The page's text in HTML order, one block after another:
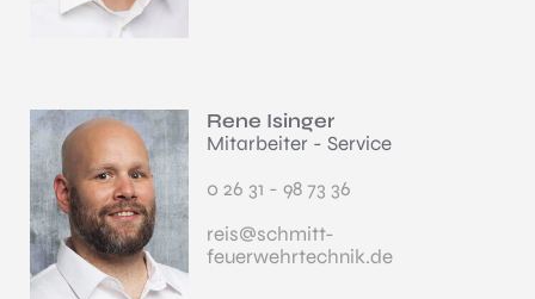
Rene Isinger
Mitarbeiter - Service
0 26 31 - 98 73 36
reis@schmitt-
feuerwehrtechnik.de